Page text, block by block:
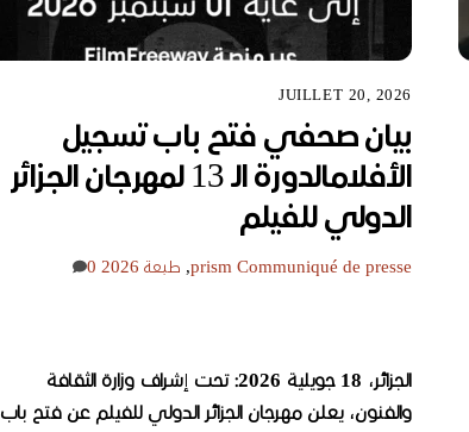
JUILLET 20, 2026
بيان صحفي فتح باب تسجيل
الأفلامالدورة الـ 13 لمهرجان الجزائر
الدولي للفيلم
prism Communiqué de presse
, طبعة 2026 0
الجزائر، 18 جويلية 2026 : تحت إشراف وزارة الثقافة
والفنون، يعلن مهرجان الجزائر الدولي للفيلم عن فتح باب